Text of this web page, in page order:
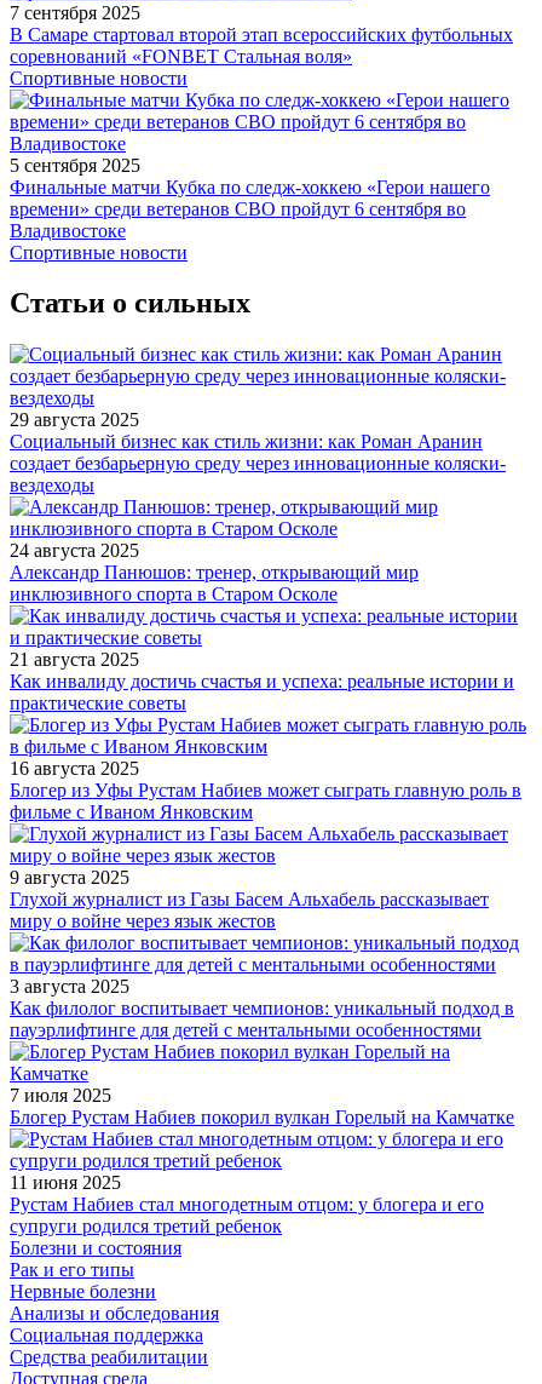
7 сентября 2025
В Самаре стартовал второй этап всероссийских футбольных
соревнований «FONBET Стальная воля»
Спортивные новости
5 сентября 2025
Финальные матчи Кубка по следж-хоккею «Герои нашего
времени» среди ветеранов СВО пройдут 6 сентября во
Владивостоке
Спортивные новости
Статьи о сильных
29 августа 2025
Социальный бизнес как стиль жизни: как Роман Аранин
создает безбарьерную среду через инновационные коляски-
вездеходы
24 августа 2025
Александр Панюшов: тренер, открывающий мир
инклюзивного спорта в Старом Осколе
21 августа 2025
Как инвалиду достичь счастья и успеха: реальные истории и
практические советы
16 августа 2025
Блогер из Уфы Рустам Набиев может сыграть главную роль в
фильме с Иваном Янковским
9 августа 2025
Глухой журналист из Газы Басем Альхабель рассказывает
миру о войне через язык жестов
3 августа 2025
Как филолог воспитывает чемпионов: уникальный подход в
пауэрлифтинге для детей с ментальными особенностями
7 июля 2025
Блогер Рустам Набиев покорил вулкан Горелый на Камчатке
11 июня 2025
Рустам Набиев стал многодетным отцом: у блогера и его
супруги родился третий ребенок
Болезни и состояния
Рак и его типы
Нервные болезни
Анализы и обследования
Социальная поддержка
Средства реабилитации
Доступная среда